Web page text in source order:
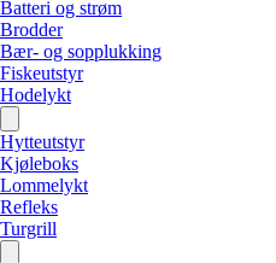
Batteri og strøm
Brodder
Bær- og sopplukking
Fiskeutstyr
Hodelykt
Hytteutstyr
Kjøleboks
Lommelykt
Refleks
Turgrill